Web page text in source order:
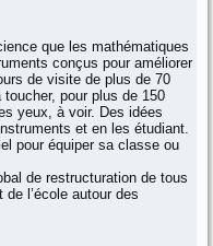
que les mathématiques
conçus pour améliorer
de visite de plus de 70
pour plus de 150
yeux, à voir. Des idées
et en les étudiant.
pour équiper sa classe ou
de restructuration de tous
l’école autour des